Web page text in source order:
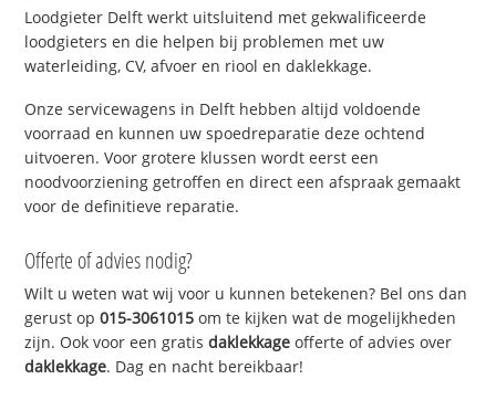
Loodgieter Delft werkt uitsluitend met gekwalificeerde
loodgieters en die helpen bij problemen met uw
waterleiding, CV, afvoer en riool en daklekkage.
Onze servicewagens in Delft hebben altijd voldoende
voorraad en kunnen uw spoedreparatie deze ochtend
uitvoeren. Voor grotere klussen wordt eerst een
noodvoorziening getroffen en direct een afspraak gemaakt
voor de definitieve reparatie.
Offerte of advies nodig?
Wilt u weten wat wij voor u kunnen betekenen? Bel ons dan
gerust op015-3061015 om te kijken wat de mogelijkheden
zijn. Ook voor een gratisdaklekkage offerte of advies over
daklekkage. Dag en nacht bereikbaar!